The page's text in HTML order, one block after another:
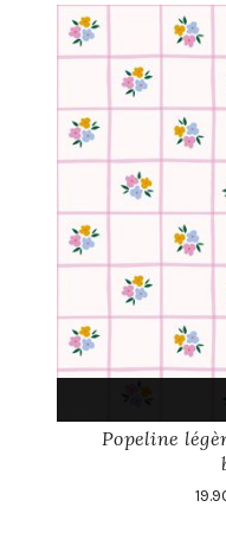
Popeline